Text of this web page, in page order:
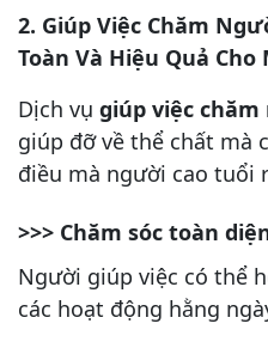
2. Giúp Việc Chăm
Toàn Và Hiệu Quả Cho
Dịch vụ giúp việc
giúp đỡ về thể chất mà
điều mà người cao tuổi
>>> Chăm sóc toàn
Người giúp việc có thể
các hoạt động hằng